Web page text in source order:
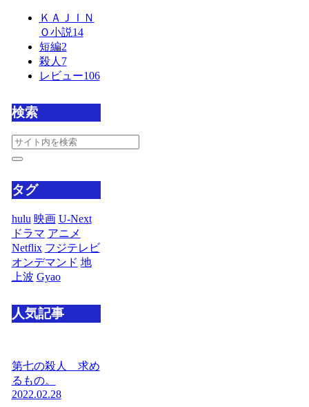
ＫＡＪＩＮ
Ｏ小説14
短編2
殺人 7
レビュー106
検索
タグ
hulu 映画 U-Next
ドラマ アニメ
Netflix フジテレビ
オンデマンド 地
上波 Gyao
人気記事
第七の殺人 求め
るもの。
2022.02.28